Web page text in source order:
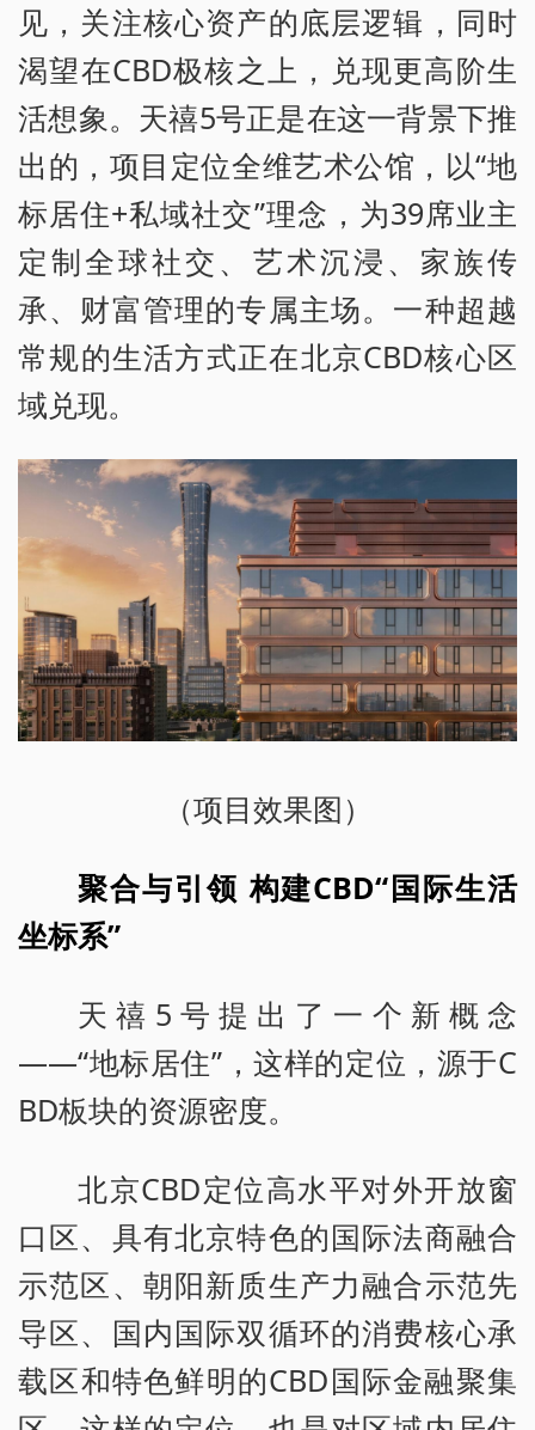
见，关注核心资产的底层逻辑，同时
渴望在CBD极核之上，兑现更高阶生
活想象。天禧5号正是在这一背景下推
出的，项目定位全维艺术公馆，以“地
标居住+私域社交”理念，为39席业主
定制全球社交、艺术沉浸、家族传
承、财富管理的专属主场。一种超越
常规的生活方式正在北京CBD核心区
域兑现。
（项目效果图）
聚合与引领 构建CBD“国际生活
坐标系”
天禧5号提出了一个新概念
——“地标居住”，这样的定位，源于C
BD板块的资源密度。
北京CBD定位高水平对外开放窗
口区、具有北京特色的国际法商融合
示范区、朝阳新质生产力融合示范先
导区、国内国际双循环的消费核心承
载区和特色鲜明的CBD国际金融聚集